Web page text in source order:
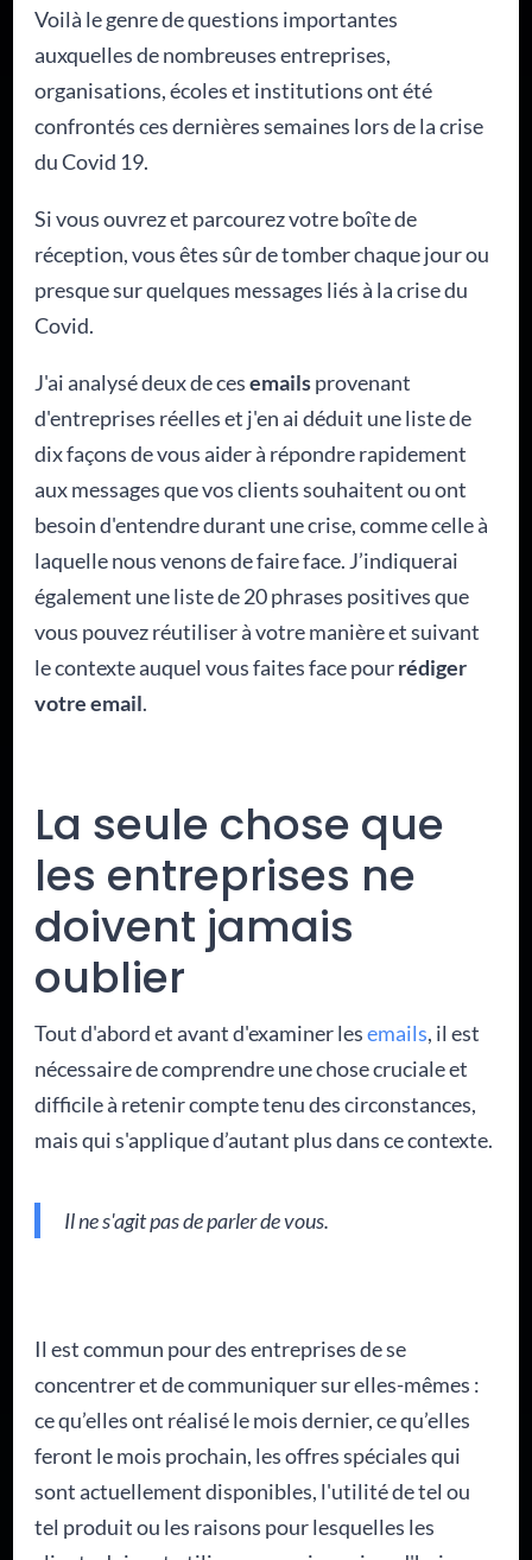
Voilà le genre de questions importantes
auxquelles de nombreuses entreprises,
organisations, écoles et institutions ont été
confrontés ces dernières semaines lors de la crise
du Covid 19.
Si vous ouvrez et parcourez votre boîte de
réception, vous êtes sûr de tomber chaque jour ou
presque sur quelques messages liés à la crise du
Covid.
J'ai analysé deux de cesemailsprovenant
d'entreprises réelles et j'en ai déduit une liste de
dix façons de vous aider à répondre rapidement
aux messages que vos clients souhaitent ou ont
besoin d'entendre durant une crise, comme celle à
laquelle nous venons de faire face. J’indiquerai
également une liste de 20 phrases positives que
vous pouvez réutiliser à votre manière et suivant
le contexte auquel vous faites face pourrédiger
votre email.
La seule chose que
les entreprises ne
doivent jamais
oublier
Tout d'abord et avant d'examiner lesemails, il est
nécessaire de comprendre une chose cruciale et
difficile à retenir compte tenu des circonstances,
mais qui s'applique d’autant plus dans ce contexte.
Il ne s'agit pas de parler de vous.
Il est commun pour des entreprises de se
concentrer et de communiquer sur elles-mêmes :
ce qu’elles ont réalisé le mois dernier, ce qu’elles
feront le mois prochain, les offres spéciales qui
sont actuellement disponibles, l'utilité de tel ou
tel produit ou les raisons pour lesquelles les